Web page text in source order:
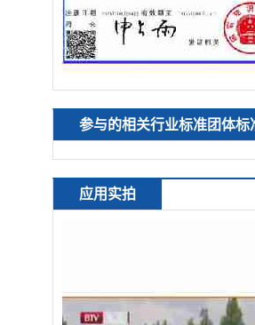
参与的相关行业标准团体标
应用实拍